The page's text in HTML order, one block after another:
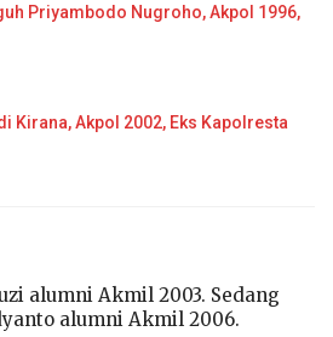
Priyambodo Nugroho, Akpol 1996,
Kirana, Akpol 2002, Eks Kapolresta
alumni Akmil 2003. Sedang
alumni Akmil 2006.